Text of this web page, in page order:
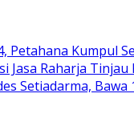
Petahana Kumpul
Jasa Raharja
Setiadarma,